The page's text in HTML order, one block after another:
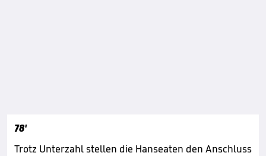
78'
Trotz Unterzahl stellen die Hanseaten den Anschluss